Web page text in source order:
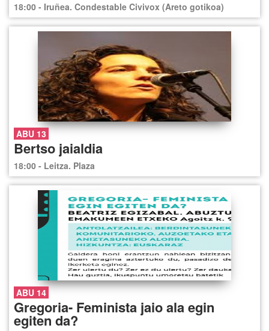
18:00 - Iruñea. Condestable Civivox (Areto gotikoa)
ABU 13
Bertso jaialdia
18:00 - Leitza. Plaza
ABU 14
Gregoria- Feminista jaio ala egin
egiten da?